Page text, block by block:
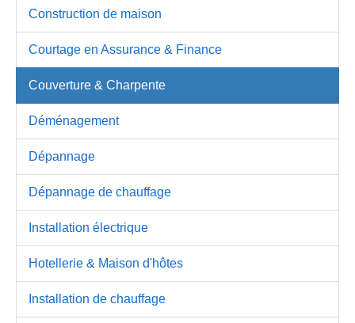
Construction de maison
Courtage en Assurance & Finance
Couverture & Charpente
Déménagement
Dépannage
Dépannage de chauffage
Installation électrique
Hotellerie & Maison d'hôtes
Installation de chauffage